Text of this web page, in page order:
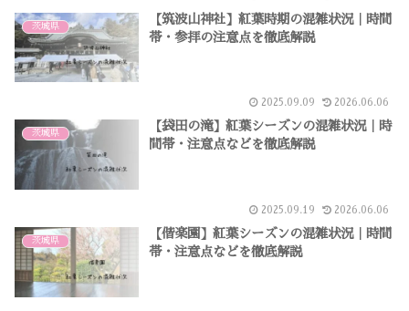
茨城県
【筑波山神社】紅葉時期の混雑状況｜時間
帯・参拝の注意点を徹底解説
2025.09.09 2026.06.06
茨城県
【袋田の滝】紅葉シーズンの混雑状況｜時
間帯・注意点などを徹底解説
2025.09.19 2026.06.06
茨城県
【偕楽園】紅葉シーズンの混雑状況｜時間
帯・注意点などを徹底解説